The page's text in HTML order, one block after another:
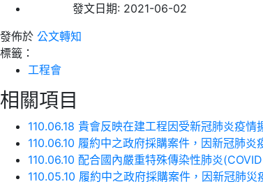
發文日期: 2021-06-02
發佈於 公文轉知
標籤：
工程會
相關項目
110.06.18 貴會反映在建工程因受新冠肺炎疫
110.06.10 履約中之政府採購案件，因新冠肺
110.06.10 配合國內嚴重特殊傳染性肺炎
110.05.10 履約中之政府採購案件，因新冠肺